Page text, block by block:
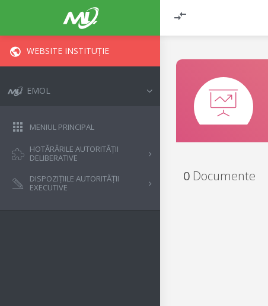
WEBSITE INSTITUȚIE
EMOL
MENIUL PRINCIPAL
HOTĂRÂRILE AUTORITĂȚII
DELIBERATIVE
DISPOZIȚIILE AUTORITĂȚII
EXECUTIVE
0 Documente